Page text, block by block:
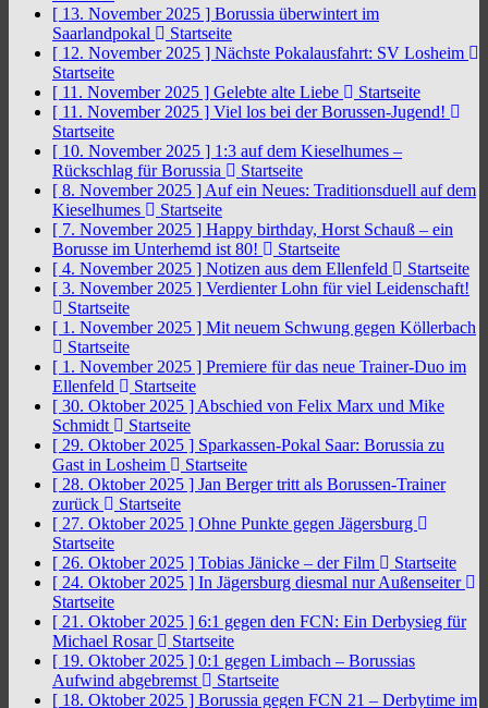
[ 13. November 2025 ] Borussia überwintert im
Saarlandpokal
Startseite
[ 12. November 2025 ] Nächste Pokalausfahrt: SV Losheim
Startseite
[ 11. November 2025 ] Gelebte alte Liebe
Startseite
[ 11. November 2025 ] Viel los bei der Borussen-Jugend!
Startseite
[ 10. November 2025 ] 1:3 auf dem Kieselhumes –
Rückschlag für Borussia
Startseite
[ 8. November 2025 ] Auf ein Neues: Traditionsduell auf dem
Kieselhumes
Startseite
[ 7. November 2025 ] Happy birthday, Horst Schauß – ein
Borusse im Unterhemd ist 80!
Startseite
[ 4. November 2025 ] Notizen aus dem Ellenfeld
Startseite
[ 3. November 2025 ] Verdienter Lohn für viel Leidenschaft!
Startseite
[ 1. November 2025 ] Mit neuem Schwung gegen Köllerbach
Startseite
[ 1. November 2025 ] Premiere für das neue Trainer-Duo im
Ellenfeld
Startseite
[ 30. Oktober 2025 ] Abschied von Felix Marx und Mike
Schmidt
Startseite
[ 29. Oktober 2025 ] Sparkassen-Pokal Saar: Borussia zu
Gast in Losheim
Startseite
[ 28. Oktober 2025 ] Jan Berger tritt als Borussen-Trainer
zurück
Startseite
[ 27. Oktober 2025 ] Ohne Punkte gegen Jägersburg
Startseite
[ 26. Oktober 2025 ] Tobias Jänicke – der Film
Startseite
[ 24. Oktober 2025 ] In Jägersburg diesmal nur Außenseiter
Startseite
[ 21. Oktober 2025 ] 6:1 gegen den FCN: Ein Derbysieg für
Michael Rosar
Startseite
[ 19. Oktober 2025 ] 0:1 gegen Limbach – Borussias
Aufwind abgebremst
Startseite
[ 18. Oktober 2025 ] Borussia gegen FCN 21 – Derbytime im